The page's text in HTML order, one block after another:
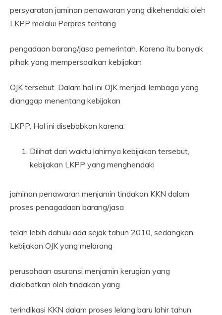
persyaratan jaminan penawaran yang dikehendaki oleh
LKPP melalui Perpres tentang
pengadaan barang/jasa pemerintah. Karena itu banyak
pihak yang mempersoalkan kebijakan
OJK tersebut. Dalam hal ini OJK menjadi lembaga yang
dianggap menentang kebijakan
LKPP. Hal ini disebabkan karena:
Dilihat dari waktu lahirnya kebijakan tersebut,
kebijakan LKPP yang menghendaki
jaminan penawaran menjamin tindakan KKN dalam
proses penagadaan barang/jasa
telah lebih dahulu ada sejak tahun 2010, sedangkan
kebijakan OJK yang melarang
perusahaan asuransi menjamin kerugian yang
diakibatkan oleh tindakan yang
terindikasi KKN dalam proses lelang baru lahir tahun